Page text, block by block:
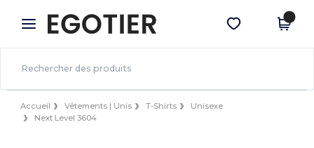
× Appli Egotier
Meilleurs prix sur l’app !
Obtenir l'appli
Accueil Vêtements | Unis T-Shirts
Unisexe
Next Level 3604